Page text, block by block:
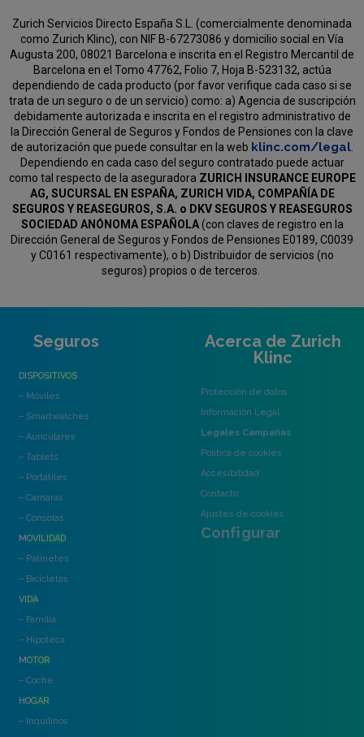
Zurich Servicios Directo España S.L. (comercialmente denominada
como Zurich Klinc), con NIF B-67273086 y domicilio social en Vía
Augusta 200, 08021 Barcelona e inscrita en el Registro Mercantil de
Barcelona en el Tomo 47762, Folio 7, Hoja B-523132, actúa
dependiendo de cada producto (por favor verifique cada caso si se
trata de un seguro o de un servicio) como: a) Agencia de suscripción
debidamente autorizada e inscrita en el registro administrativo de
la Dirección General de Seguros y Fondos de Pensiones con la clave
de autorización que puede consultar en la web klinc.com/legal.
Dependiendo en cada caso del seguro contratado puede actuar
como tal respecto de la aseguradora ZURICH INSURANCE EUROPE
AG, SUCURSAL EN ESPAÑA, ZURICH VIDA, COMPAÑÍA DE
SEGUROS Y REASEGUROS, S.A. o DKV SEGUROS Y REASEGUROS
SOCIEDAD ANÓNOMA ESPAÑOLA(con claves de registro en la
Dirección General de Seguros y Fondos de Pensiones E0189, C0039
y C0161 respectivamente), o b) Distribuidor de servicios (no
seguros) propios o de terceros.
Seguros
DISPOSITIVOS
– Móviles
– Smartwatches
– Auriculares
– Tablets
– Portátiles
– Cámaras
– Consolas
MOVILIDAD
– Patinetes
– Bicicletas
VIDA
– Familia
– Hipoteca
MOTOR
– Coche
HOGAR
– Inquilinos
Acerca de Zurich
Klinc
Protección de datos
Información Legal
Legales Campañas
Política de cookies
Accesibilidad
Contacto
Ajustes de cookies
Configurar